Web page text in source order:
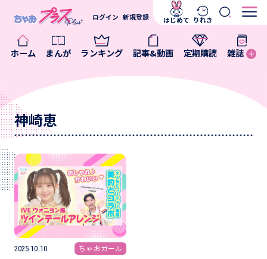
ホーム まんが ランキング 記事&動画 定期購読 雑誌
ログイン 新規登録 はじめて りれき
神崎恵
2025.10.10 ちゃおガール